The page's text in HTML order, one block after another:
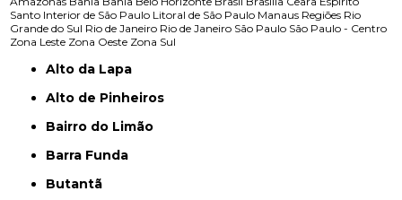
Santo Interior de São Paulo Litoral de São Paulo Manaus Regiões Rio
Grande do Sul Rio de Janeiro Rio de Janeiro São Paulo São Paulo - Centro
Zona Leste Zona Oeste Zona Sul
Alto da Lapa
Alto de Pinheiros
Bairro do Limão
Barra Funda
Butantã